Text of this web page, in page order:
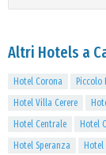
Altri Hotels a
Hotel Corona Piccolo
Hotel Villa Cerere
Hotel Centrale
Hotel
Hotel Speranza